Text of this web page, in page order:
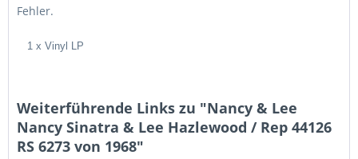
Fehler.
1 x Vinyl LP
Weiterführende Links zu "Nancy & Lee
Nancy Sinatra & Lee Hazlewood / Rep 44126
RS 6273 von 1968"